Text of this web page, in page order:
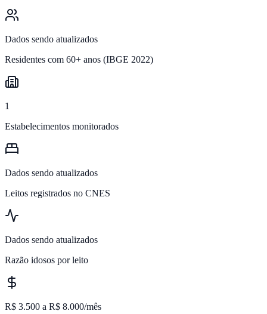
Dados sendo atualizados
Residentes com 60+ anos (IBGE 2022)
1
Estabelecimentos monitorados
Dados sendo atualizados
Leitos registrados no CNES
Dados sendo atualizados
Razão idosos por leito
R$ 3.500 a R$ 8.000/mês